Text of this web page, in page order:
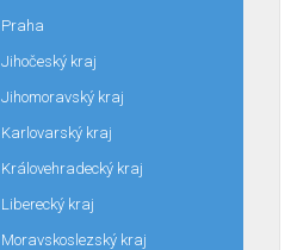
Praha
Jihočeský kraj
Jihomoravský kraj
Karlovarský kraj
Královehradecký kraj
Liberecký kraj
Moravskoslezský kraj